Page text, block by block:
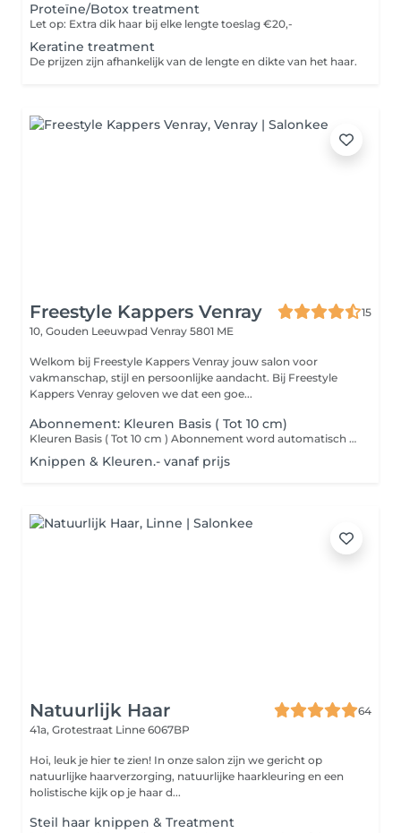
Proteïne/Botox treatment
Let op: Extra dik haar bij elke lengte toeslag €20,-
Keratine treatment
De prijzen zijn afhankelijk van de lengte en dikte van het haar.
Freestyle Kappers Venray
15
10, Gouden Leeuwpad Venray 5801 ME
Welkom bij Freestyle Kappers Venray jouw salon voor
vakmanschap, stijl en persoonlijke aandacht. Bij Freestyle
Kappers Venray geloven we dat een goe...
Abonnement: Kleuren Basis ( Tot 10 cm)
Kleuren Basis ( Tot 10 cm ) Abonnement word automatisch 1x per maand afgeschreven: Brons 39,50 ( 1x per maand ) Zilver 44,00 ( 2x per maand ) Inc Wassen en Drogen ( Niet Föhnen ) (Exclusief 3,5% slimknippen)
Knippen & Kleuren.- vanaf prijs
Natuurlijk Haar
64
41a, Grotestraat Linne 6067BP
Hoi, leuk je hier te zien! In onze salon zijn we gericht op
natuurlijke haarverzorging, natuurlijke haarkleuring en een
holistische kijk op je haar d...
Steil haar knippen & Treatment